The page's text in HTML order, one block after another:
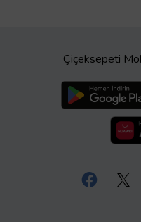
Çiçeksepeti